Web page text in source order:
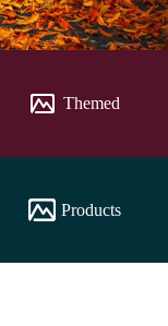
Themed
Products